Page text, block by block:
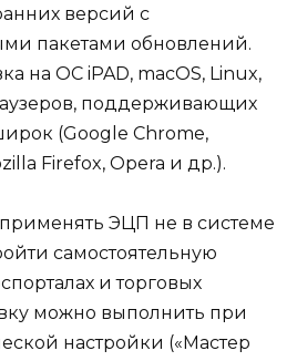
версий с
пакетами обновлений.
на ОС iPAD, macOS, Linux,
поддерживающих
(Google Chrome,
Firefox, Opera и др.).
ЭЦП не в системе
самостоятельную
и торговых
можно выполнить при
настройки («Мастер